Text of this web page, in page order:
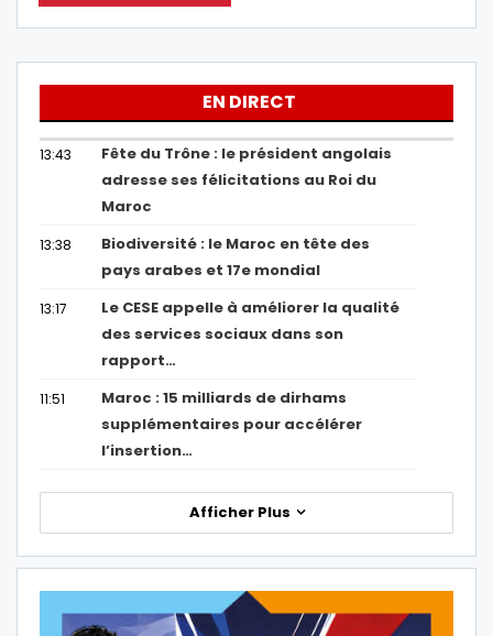
EN DIRECT
13:43
Fête du Trône : le président angolais
adresse ses félicitations au Roi du
Maroc
13:38
Biodiversité : le Maroc en tête des
pays arabes et 17e mondial
13:17
Le CESE appelle à améliorer la qualité
des services sociaux dans son
rapport…
11:51
Maroc : 15 milliards de dirhams
supplémentaires pour accélérer
l’insertion…
Afficher Plus